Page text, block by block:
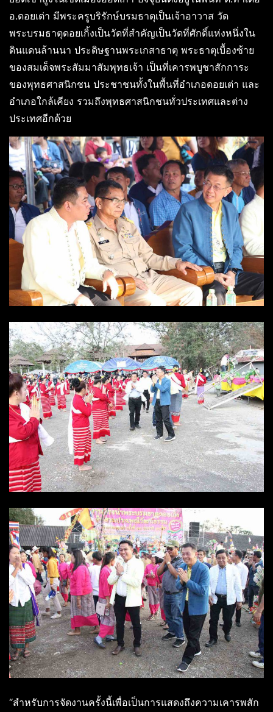
อ.ดอยเต่า มีพระครูบริรักษ์บรมธาตุเป็นเจ้าอาวาส วัด
พระบรมธาตุดอยเกิ้งเป็นวัดที่สำคัญเป็นวัดที่ศักดิ์แห่งหนึ่งใน
ดินแดนล้านนา ประดิษฐานพระเกสาธาตุ พระธาตุเบื้องซ้าย
ของสมเด็จพระสัมมาสัมพุทธเจ้า เป็นที่เคารพบูชาสักการะ
ของพุทธศาสนิกชน ประชาชนทั้งในพื้นที่อำเภอดอยเต่า และ
อำเภอใกล้เคียง รวมถึงพุทธศาสนิกชนทั่วประเทศและต่าง
ประเทศอีกด้วย
“สำหรับการจัดงานครั้งนี้เพื่อเป็นการแสดงถึงความเคารพสัก